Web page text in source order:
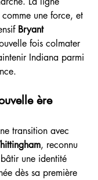
une force, et
Bryant
fois colmater
Indiana parmi
ère
transition avec
, reconnu
une identité
dès sa première